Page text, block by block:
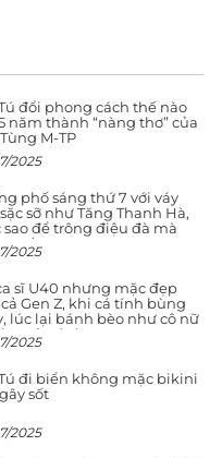
đổi phong cách thế nào
năm thành “nàng thơ” của
M-TP
2025
phố sáng thứ 7 với váy
sỡ như Tăng Thanh Hà,
sao để trông điệu đà mà
sến
2025
sĩ U40 nhưng mặc đẹp
Gen Z, khi cá tính bùng
lúc lại bánh bèo như cô nữ
ngôn tình
2025
đi biển không mặc bikini
sốt
2025